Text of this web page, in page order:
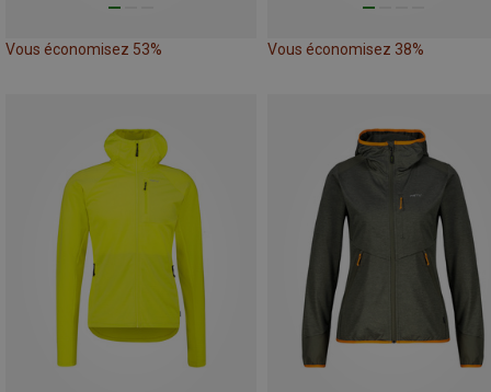
Vous économisez 53% Vous économisez 38%